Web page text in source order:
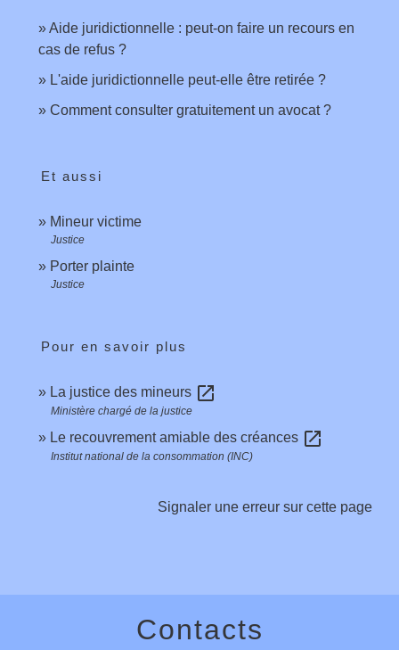
Aide juridictionnelle : peut-on faire un recours en
cas de refus ?
L'aide juridictionnelle peut-elle être retirée ?
Comment consulter gratuitement un avocat ?
Et aussi
Mineur victime
Justice
Porter plainte
Justice
Pour en savoir plus
La justice des mineurs open_in_new
Ministère chargé de la justice
Le recouvrement amiable des créances open_in_new
Institut national de la consommation (INC)
Signaler une erreur sur cette page
Contacts